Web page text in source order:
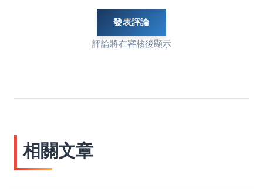
發表評論
評論將在審核後顯示
相關文章